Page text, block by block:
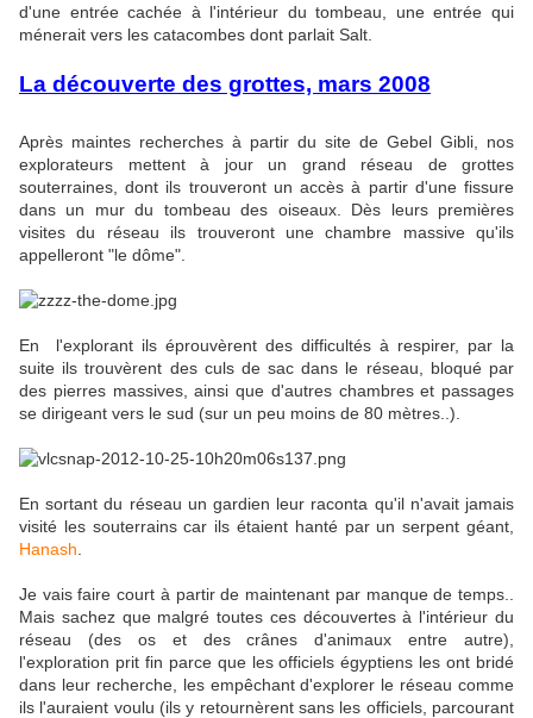
d'une entrée cachée à l'intérieur du tombeau, une entrée qui
ménerait vers les catacombes dont parlait Salt.
La découverte des grottes, mars 2008
Après maintes recherches à partir du site de Gebel Gibli, nos
explorateurs mettent à jour un grand réseau de grottes
souterraines, dont ils trouveront un accès à partir d'une fissure
dans un mur du tombeau des oiseaux. Dès leurs premières
visites du réseau ils trouveront une chambre massive qu'ils
appelleront "le dôme".
En l'explorant ils éprouvèrent des difficultés à respirer, par la
suite ils trouvèrent des culs de sac dans le réseau, bloqué par
des pierres massives, ainsi que d'autres chambres et passages
se dirigeant vers le sud (sur un peu moins de 80 mètres..).
En sortant du réseau un gardien leur raconta qu'il n'avait jamais
visité les souterrains car ils étaient hanté par un serpent géant,
Hanash
Je vais faire court à partir de maintenant par manque de temps..
Mais sachez que malgré toutes ces découvertes à l'intérieur du
réseau (des os et des crânes d'animaux entre autre),
l'exploration prit fin parce que les officiels égyptiens les ont bridé
dans leur recherche, les empêchant d'explorer le réseau comme
ils l'auraient voulu (ils y retournèrent sans les officiels, parcourant